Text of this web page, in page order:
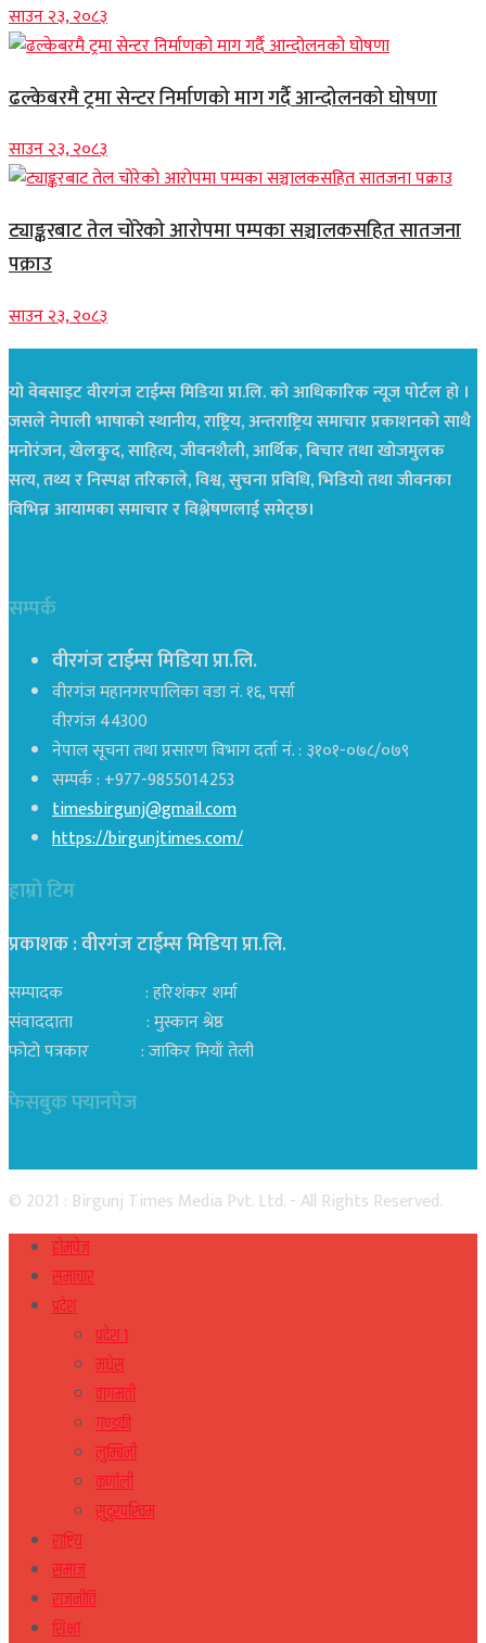
साउन २३, २०८३
ढल्केबरमै ट्रमा सेन्टर निर्माणको माग गर्दै आन्दोलनको घोषणा
साउन २३, २०८३
ट्याङ्करबाट तेल चोरेको आरोपमा पम्पका सञ्चालकसहित सातजना
पक्राउ
साउन २३, २०८३
यो वेबसाइट वीरगंज टाईम्स मिडिया प्रा.लि. को आधिकारिक न्यूज पोर्टल हो ।
जसले नेपाली भाषाको स्थानीय, राष्ट्रिय, अन्तराष्ट्रिय समाचार प्रकाशनको साथै
मनोरंजन, खेलकुद, साहित्य, जीवनशैली, आर्थिक, बिचार तथा खोजमुलक
सत्य, तथ्य र निस्पक्ष तरिकाले, विश्व, सुचना प्रविधि, भिडियो तथा जीवनका
विभिन्न आयामका समाचार र विश्लेषणलाई समेट्छ।
सम्पर्क
वीरगंज टाईम्स मिडिया प्रा.लि.
वीरगंज महानगरपालिका वडा नं. १६, पर्सा
वीरगंज 44300
नेपाल सूचना तथा प्रसारण विभाग दर्ता नं. : ३१०१-०७८/०७९
सम्पर्क : +977-9855014253
timesbirgunj@gmail.com
https://birgunjtimes.com/
हाम्रो टिम
प्रकाशक : वीरगंज टाईम्स मिडिया प्रा‍.लि.
सम्पादक : हरिशंकर शर्मा
संवाददाता : मुस्कान श्रेष्ठ
फोटो पत्रकार : जाकिर मियाँ तेली
फेसबुक फ्यानपेज
© 2021 : Birgunj Times Media Pvt. Ltd. - All Rights Reserved.
होमपेज
समाचार
प्रदेश
प्रदेश १
मधेस
वागमती
गण्डकी
लुम्बिनी
कर्णाली
सुदुरपस्चिम
राष्ट्रिय
समाज
राजनीति
शिक्षा